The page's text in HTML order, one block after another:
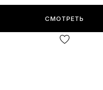
СМОТРЕТЬ